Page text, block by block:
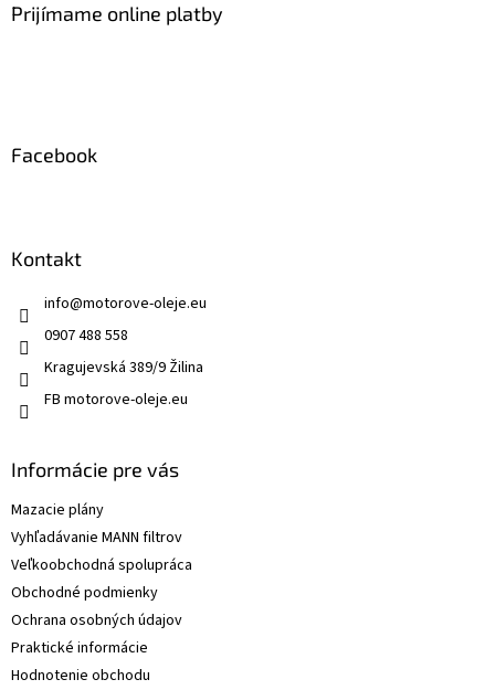
Prijímame online platby
Facebook
Kontakt
info@motorove-oleje.eu
0907 488 558
Kragujevská 389/9 Žilina
FB motorove-oleje.eu
Informácie pre vás
Mazacie plány
Vyhľadávanie MANN filtrov
Veľkoobchodná spolupráca
Obchodné podmienky
Ochrana osobných údajov
Praktické informácie
Hodnotenie obchodu